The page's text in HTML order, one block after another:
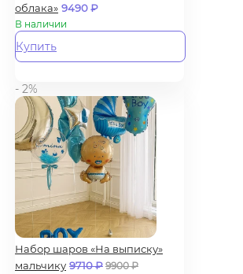
облака» 9490₽
В наличии
Купить
- 2%
Набор шаров «На выписку»
мальчику 9710₽ 9900₽